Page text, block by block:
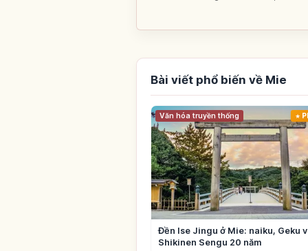
Bài viết phổ biến về Mie
Văn hóa truyền thống
Đền Ise Jingu ở Mie: naiku, Geku
Shikinen Sengu 20 năm